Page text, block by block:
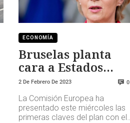
ECONOMÍA
Bruselas planta
cara a Estados
Unidos con ayudas
millonarias para
industrias verdes
2 De Febrero De 2023 0
La Comisión Europea ha
presentado este miércoles las
primeras claves del plan con el